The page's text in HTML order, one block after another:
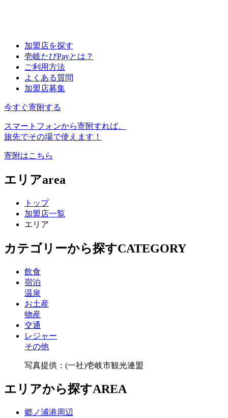
加盟店を探す
壱岐たびPayとは？
ご利用方法
よくある質問
加盟店募集
今すぐ寄附する
スマートフォンから寄附すれば、
旅先でその場で使えます！
寄附はこちら
エリアarea
トップ
加盟店一覧
エリア
カテゴリーから探すCATEGORY
飲食
宿泊
温泉
お土産
物産
交通
レジャー
その他
写真提供：(一社)壱岐市観光連盟
エリアから探すAREA
郷ノ浦港周辺